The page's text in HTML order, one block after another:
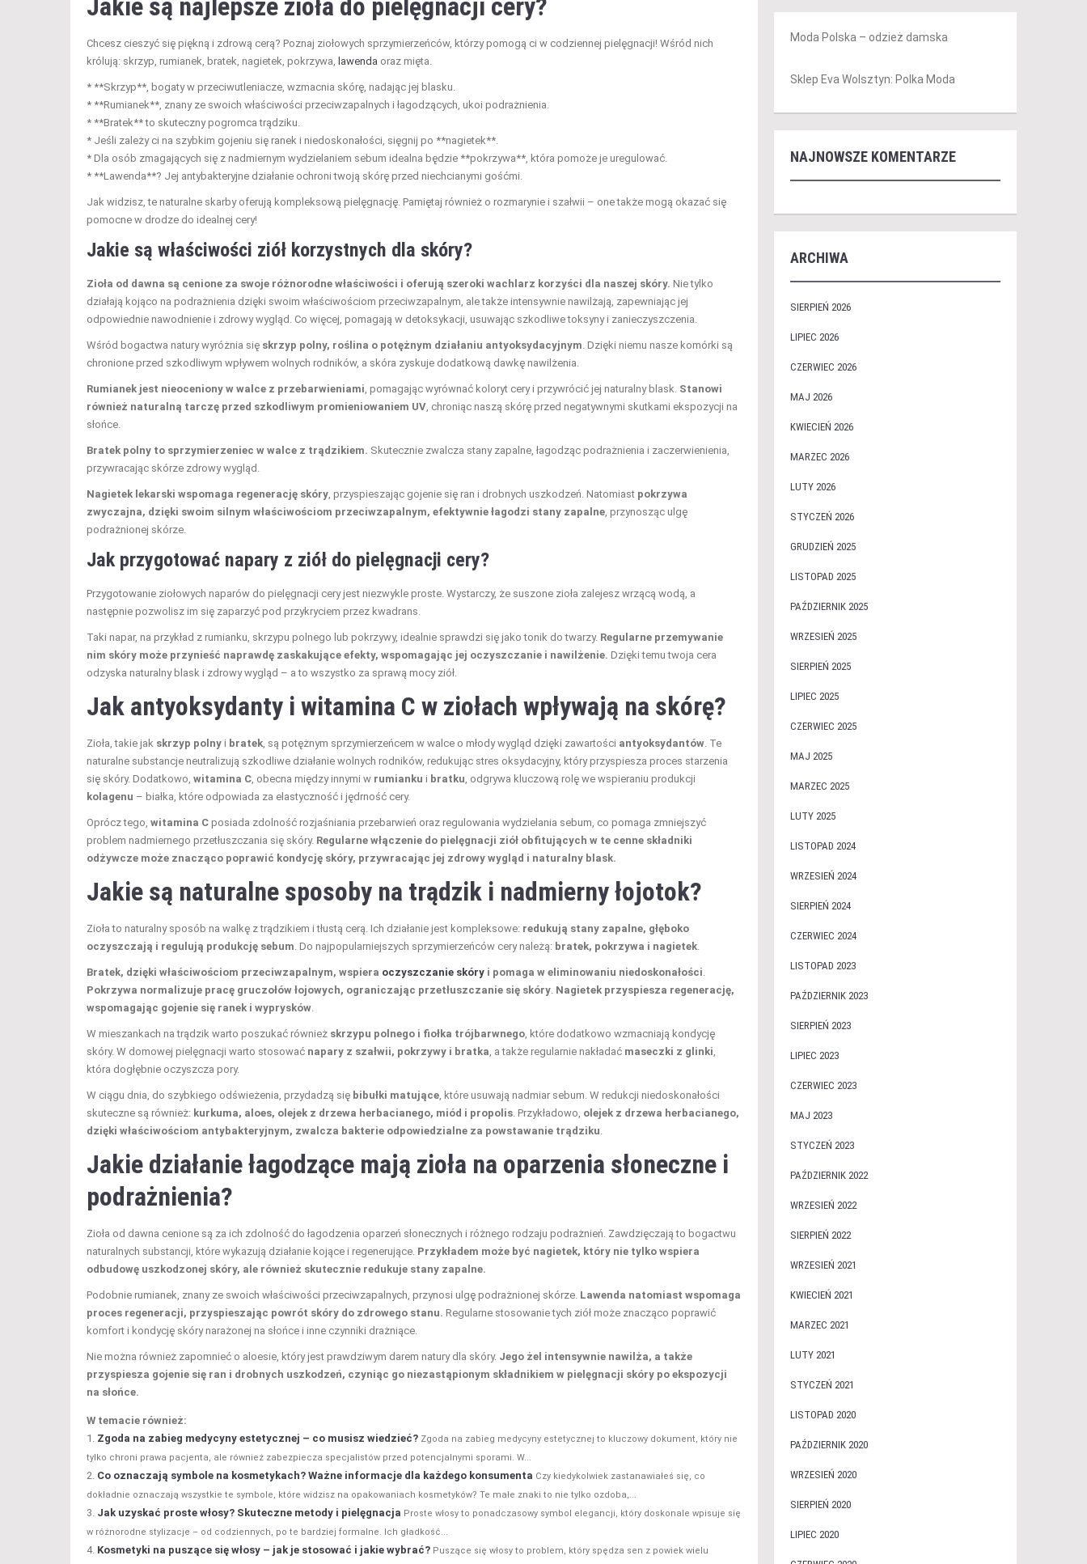
Jakie są najlepsze zioła do pielęgnacji cery?
Chcesz cieszyć się piękną i zdrową cerą? Poznaj ziołowych sprzymierzeńców, którzy pomogą ci w codziennej pielęgnacji! Wśród nich
królują: skrzyp, rumianek, bratek, nagietek, pokrzywa,
lawenda oraz mięta.
* **Skrzyp**, bogaty w przeciwutleniacze, wzmacnia skórę, nadając jej blasku.
* **Rumianek**, znany ze swoich właściwości przeciwzapalnych i łagodzących, ukoi podrażnienia.
* **Bratek** to skuteczny pogromca trądziku.
* Jeśli zależy ci na szybkim gojeniu się ranek i niedoskonałości, sięgnij po **nagietek**.
* Dla osób zmagających się z nadmiernym wydzielaniem sebum idealna będzie **pokrzywa**, która pomoże je uregulować.
* **Lawenda**? Jej antybakteryjne działanie ochroni twoją skórę przed niechcianymi gośćmi.
Jak widzisz, te naturalne skarby oferują kompleksową pielęgnację. Pamiętaj również o rozmarynie i szałwii – one także mogą okazać się
pomocne w drodze do idealnej cery!
Jakie są właściwości ziół korzystnych dla skóry?
Zioła od dawna są cenione za swoje różnorodne właściwości i oferują szeroki wachlarz korzyści dla naszej skóry. Nie tylko
działają kojąco na podrażnienia dzięki swoim właściwościom przeciwzapalnym, ale także intensywnie nawilżają, zapewniając jej
odpowiednie nawodnienie i zdrowy wygląd. Co więcej, pomagają w detoksykacji, usuwając szkodliwe toksyny i zanieczyszczenia.
Wśród bogactwa natury wyróżnia się skrzyp polny, roślina o potężnym działaniu antyoksydacyjnym . Dzięki niemu nasze komórki są
chronione przed szkodliwym wpływem wolnych rodników, a skóra zyskuje dodatkową dawkę nawilżenia.
Rumianek jest nieoceniony w walce z przebarwieniami , pomagając wyrównać koloryt cery i przywrócić jej naturalny blask. Stanowi
również naturalną tarczę przed szkodliwym promieniowaniem UV , chroniąc naszą skórę przed negatywnymi skutkami ekspozycji na
słońce.
Bratek polny to sprzymierzeniec w walce z trądzikiem. Skutecznie zwalcza stany zapalne, łagodząc podrażnienia i zaczerwienienia,
przywracając skórze zdrowy wygląd.
Nagietek lekarski wspomaga regenerację skóry , przyspieszając gojenie się ran i drobnych uszkodzeń. Natomiast pokrzywa
zwyczajna, dzięki swoim silnym właściwościom przeciwzapalnym, efektywnie łagodzi stany zapalne , przynosząc ulgę
podrażnionej skórze.
Jak przygotować napary z ziół do pielęgnacji cery?
Przygotowanie ziołowych naparów do pielęgnacji cery jest niezwykle proste. Wystarczy, że suszone zioła zalejesz wrzącą wodą, a
następnie pozwolisz im się zaparzyć pod przykryciem przez kwadrans.
Taki napar, na przykład z rumianku, skrzypu polnego lub pokrzywy, idealnie sprawdzi się jako tonik do twarzy. Regularne przemywanie
nim skóry może przynieść naprawdę zaskakujące efekty, wspomagając jej oczyszczanie i nawilżenie. Dzięki temu twoja cera
odzyska naturalny blask i zdrowy wygląd – a to wszystko za sprawą mocy ziół.
Jak antyoksydanty i witamina C w ziołach wpływają na skórę?
Zioła, takie jak skrzyp polny i bratek , są potężnym sprzymierzeńcem w walce o młody wygląd dzięki zawartości antyoksydantów . Te
naturalne substancje neutralizują szkodliwe działanie wolnych rodników, redukując stres oksydacyjny, który przyspiesza proces starzenia
się skóry. Dodatkowo, witamina C , obecna między innymi w rumianku i bratku , odgrywa kluczową rolę we wspieraniu produkcji
kolagenu – białka, które odpowiada za elastyczność i jędrność cery.
Oprócz tego, witamina C posiada zdolność rozjaśniania przebarwień oraz regulowania wydzielania sebum, co pomaga zmniejszyć
problem nadmiernego przetłuszczania się skóry. Regularne włączenie do pielęgnacji ziół obfitujących w te cenne składniki
odżywcze może znacząco poprawić kondycję skóry, przywracając jej zdrowy wygląd i naturalny blask.
Jakie są naturalne sposoby na trądzik i nadmierny łojotok?
Zioła to naturalny sposób na walkę z trądzikiem i tłustą cerą. Ich działanie jest kompleksowe: redukują stany zapalne, głęboko
oczyszczają i regulują produkcję sebum . Do najpopularniejszych sprzymierzeńców cery należą: bratek, pokrzywa i nagietek
Bratek, dzięki właściwościom przeciwzapalnym, wspiera oczyszczanie skóry i pomaga w eliminowaniu niedoskonałości
Pokrzywa normalizuje pracę gruczołów łojowych, ograniczając przetłuszczanie się skóry Nagietek przyspiesza regenerację,
wspomagając gojenie się ranek i wyprysków
W mieszankach na trądzik warto poszukać również skrzypu polnego i fiołka trójbarwnego , które dodatkowo wzmacniają kondycję
skóry. W domowej pielęgnacji warto stosować napary z szałwii, pokrzywy i bratka , a także regularnie nakładać maseczki z glinki
która dogłębnie oczyszcza pory.
W ciągu dnia, do szybkiego odświeżenia, przydadzą się bibułki matujące , które usuwają nadmiar sebum. W redukcji niedoskonałości
skuteczne są również: kurkuma, aloes, olejek z drzewa herbacianego, miód i propolis . Przykładowo, olejek z drzewa herbacianego,
dzięki właściwościom antybakteryjnym, zwalcza bakterie odpowiedzialne za powstawanie trądziku
Jakie działanie łagodzące mają zioła na oparzenia słoneczne i
podrażnienia?
Zioła od dawna cenione są za ich zdolność do łagodzenia oparzeń słonecznych i różnego rodzaju podrażnień. Zawdzięczają to bogactwu
naturalnych substancji, które wykazują działanie kojące i regenerujące. Przykładem może być nagietek, który nie tylko wspiera
odbudowę uszkodzonej skóry, ale również skutecznie redukuje stany zapalne.
Podobnie rumianek, znany ze swoich właściwości przeciwzapalnych, przynosi ulgę podrażnionej skórze. Lawenda natomiast wspomaga
proces regeneracji, przyspieszając powrót skóry do zdrowego stanu. Regularne stosowanie tych ziół może znacząco poprawić
komfort i kondycję skóry narażonej na słońce i inne czynniki drażniące.
Nie można również zapomnieć o aloesie, który jest prawdziwym darem natury dla skóry. Jego żel intensywnie nawilża, a także
przyspiesza gojenie się ran i drobnych uszkodzeń, czyniąc go niezastąpionym składnikiem w pielęgnacji skóry po ekspozycji
na słońce.
W temacie również:
Zgoda na zabieg medycyny estetycznej – co musisz wiedzieć? Zgoda na zabieg medycyny estetycznej to kluczowy dokument, który nie
tylko chroni prawa pacjenta, ale również zabezpiecza specjalistów przed potencjalnymi sporami. W...
Co oznaczają symbole na kosmetykach? Ważne informacje dla każdego konsumenta Czy kiedykolwiek zastanawiałeś się, co
dokładnie oznaczają wszystkie te symbole, które widzisz na opakowaniach kosmetyków? Te małe znaki to nie tylko ozdoba,...
Jak uzyskać proste włosy? Skuteczne metody i pielęgnacja Proste włosy to ponadczasowy symbol elegancji, który doskonale wpisuje się
w różnorodne stylizacje – od codziennych, po te bardziej formalne. Ich gładkość...
Kosmetyki na puszące się włosy – jak je stosować i jakie wybrać? Puszące się włosy to problem, który spędza sen z powiek wielu
Moda Polska – odzież damska
Sklep Eva Wolsztyn: Polka Moda
NAJNOWSZE KOMENTARZE
ARCHIWA
SIERPIEŃ 2026
LIPIEC 2026
CZERWIEC 2026
MAJ 2026
KWIECIEŃ 2026
MARZEC 2026
LUTY 2026
STYCZEŃ 2026
GRUDZIEŃ 2025
LISTOPAD 2025
PAŹDZIERNIK 2025
WRZESIEŃ 2025
SIERPIEŃ 2025
LIPIEC 2025
CZERWIEC 2025
MAJ 2025
MARZEC 2025
LUTY 2025
LISTOPAD 2024
WRZESIEŃ 2024
SIERPIEŃ 2024
CZERWIEC 2024
LISTOPAD 2023
PAŹDZIERNIK 2023
SIERPIEŃ 2023
LIPIEC 2023
CZERWIEC 2023
MAJ 2023
STYCZEŃ 2023
PAŹDZIERNIK 2022
WRZESIEŃ 2022
SIERPIEŃ 2022
WRZESIEŃ 2021
KWIECIEŃ 2021
MARZEC 2021
LUTY 2021
STYCZEŃ 2021
LISTOPAD 2020
PAŹDZIERNIK 2020
WRZESIEŃ 2020
SIERPIEŃ 2020
LIPIEC 2020